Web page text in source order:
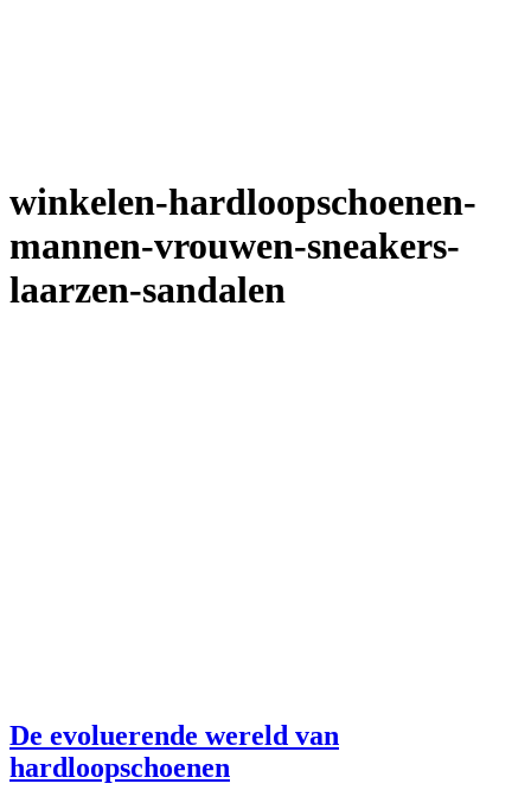
winkelen-hardloopschoenen-
mannen-vrouwen-sneakers-
laarzen-sandalen
De evoluerende wereld van
hardloopschoenen